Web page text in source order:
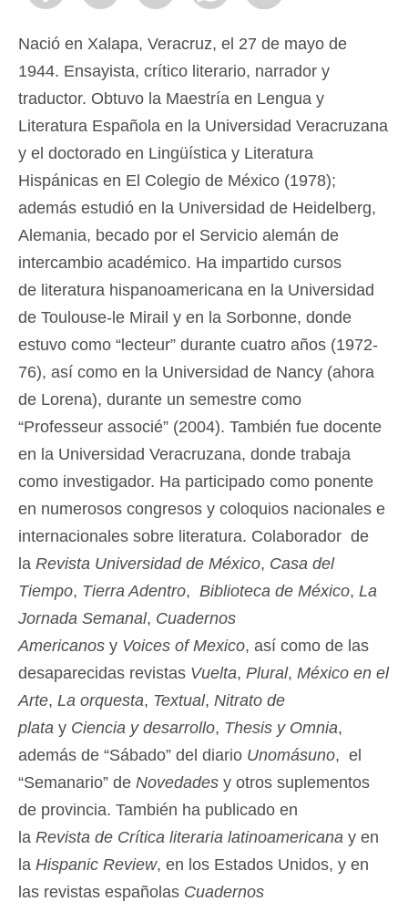
Nació en Xalapa, Veracruz, el 27 de mayo de
1944. Ensayista, crítico literario, narrador y
traductor. Obtuvo la Maestría en Lengua y
Literatura Española en la Universidad Veracruzana
y el doctorado en Lingüística y Literatura
Hispánicas en El Colegio de México (1978);
además estudió en la Universidad de Heidelberg,
Alemania, becado por el Servicio alemán de
intercambio académico. Ha impartido cursos
de literatura hispanoamericana en la Universidad
de Toulouse-le Mirail y en la Sorbonne, donde
estuvo como “lecteur” durante cuatro años (1972-
76), así como en la Universidad de Nancy (ahora
de Lorena), durante un semestre como
“Professeur associé” (2004). También fue docente
en la Universidad Veracruzana, donde trabaja
como investigador. Ha participado como ponente
en numerosos congresos y coloquios nacionales e
internacionales sobre literatura. Colaborador de
la Revista Universidadde México, Casa del
Tiempo, Tierra Adentro, Biblioteca de México, La
Jornada Semanal, Cuadernos
Americanos y Voices of Mexico, así como de las
desaparecidas revistas Vuelta, Plural, México en el
Arte, La orquesta, Textual, Nitrato de
plata y Ciencia y desarrollo, Thesis y Omnia,
además de “Sábado” del diario Unomásuno, el
“Semanario” de Novedades y otros suplementos
de provincia. También ha publicado en
la Revista de Crítica literaria latinoamericana y en
la Hispanic Review, en los Estados Unidos, y en
las revistas españolas Cuadernos